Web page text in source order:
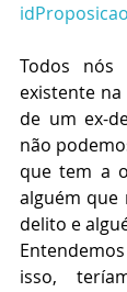
Todos nós
existente
de um ex-
não
que tem a
alguém que
delito e
isso,